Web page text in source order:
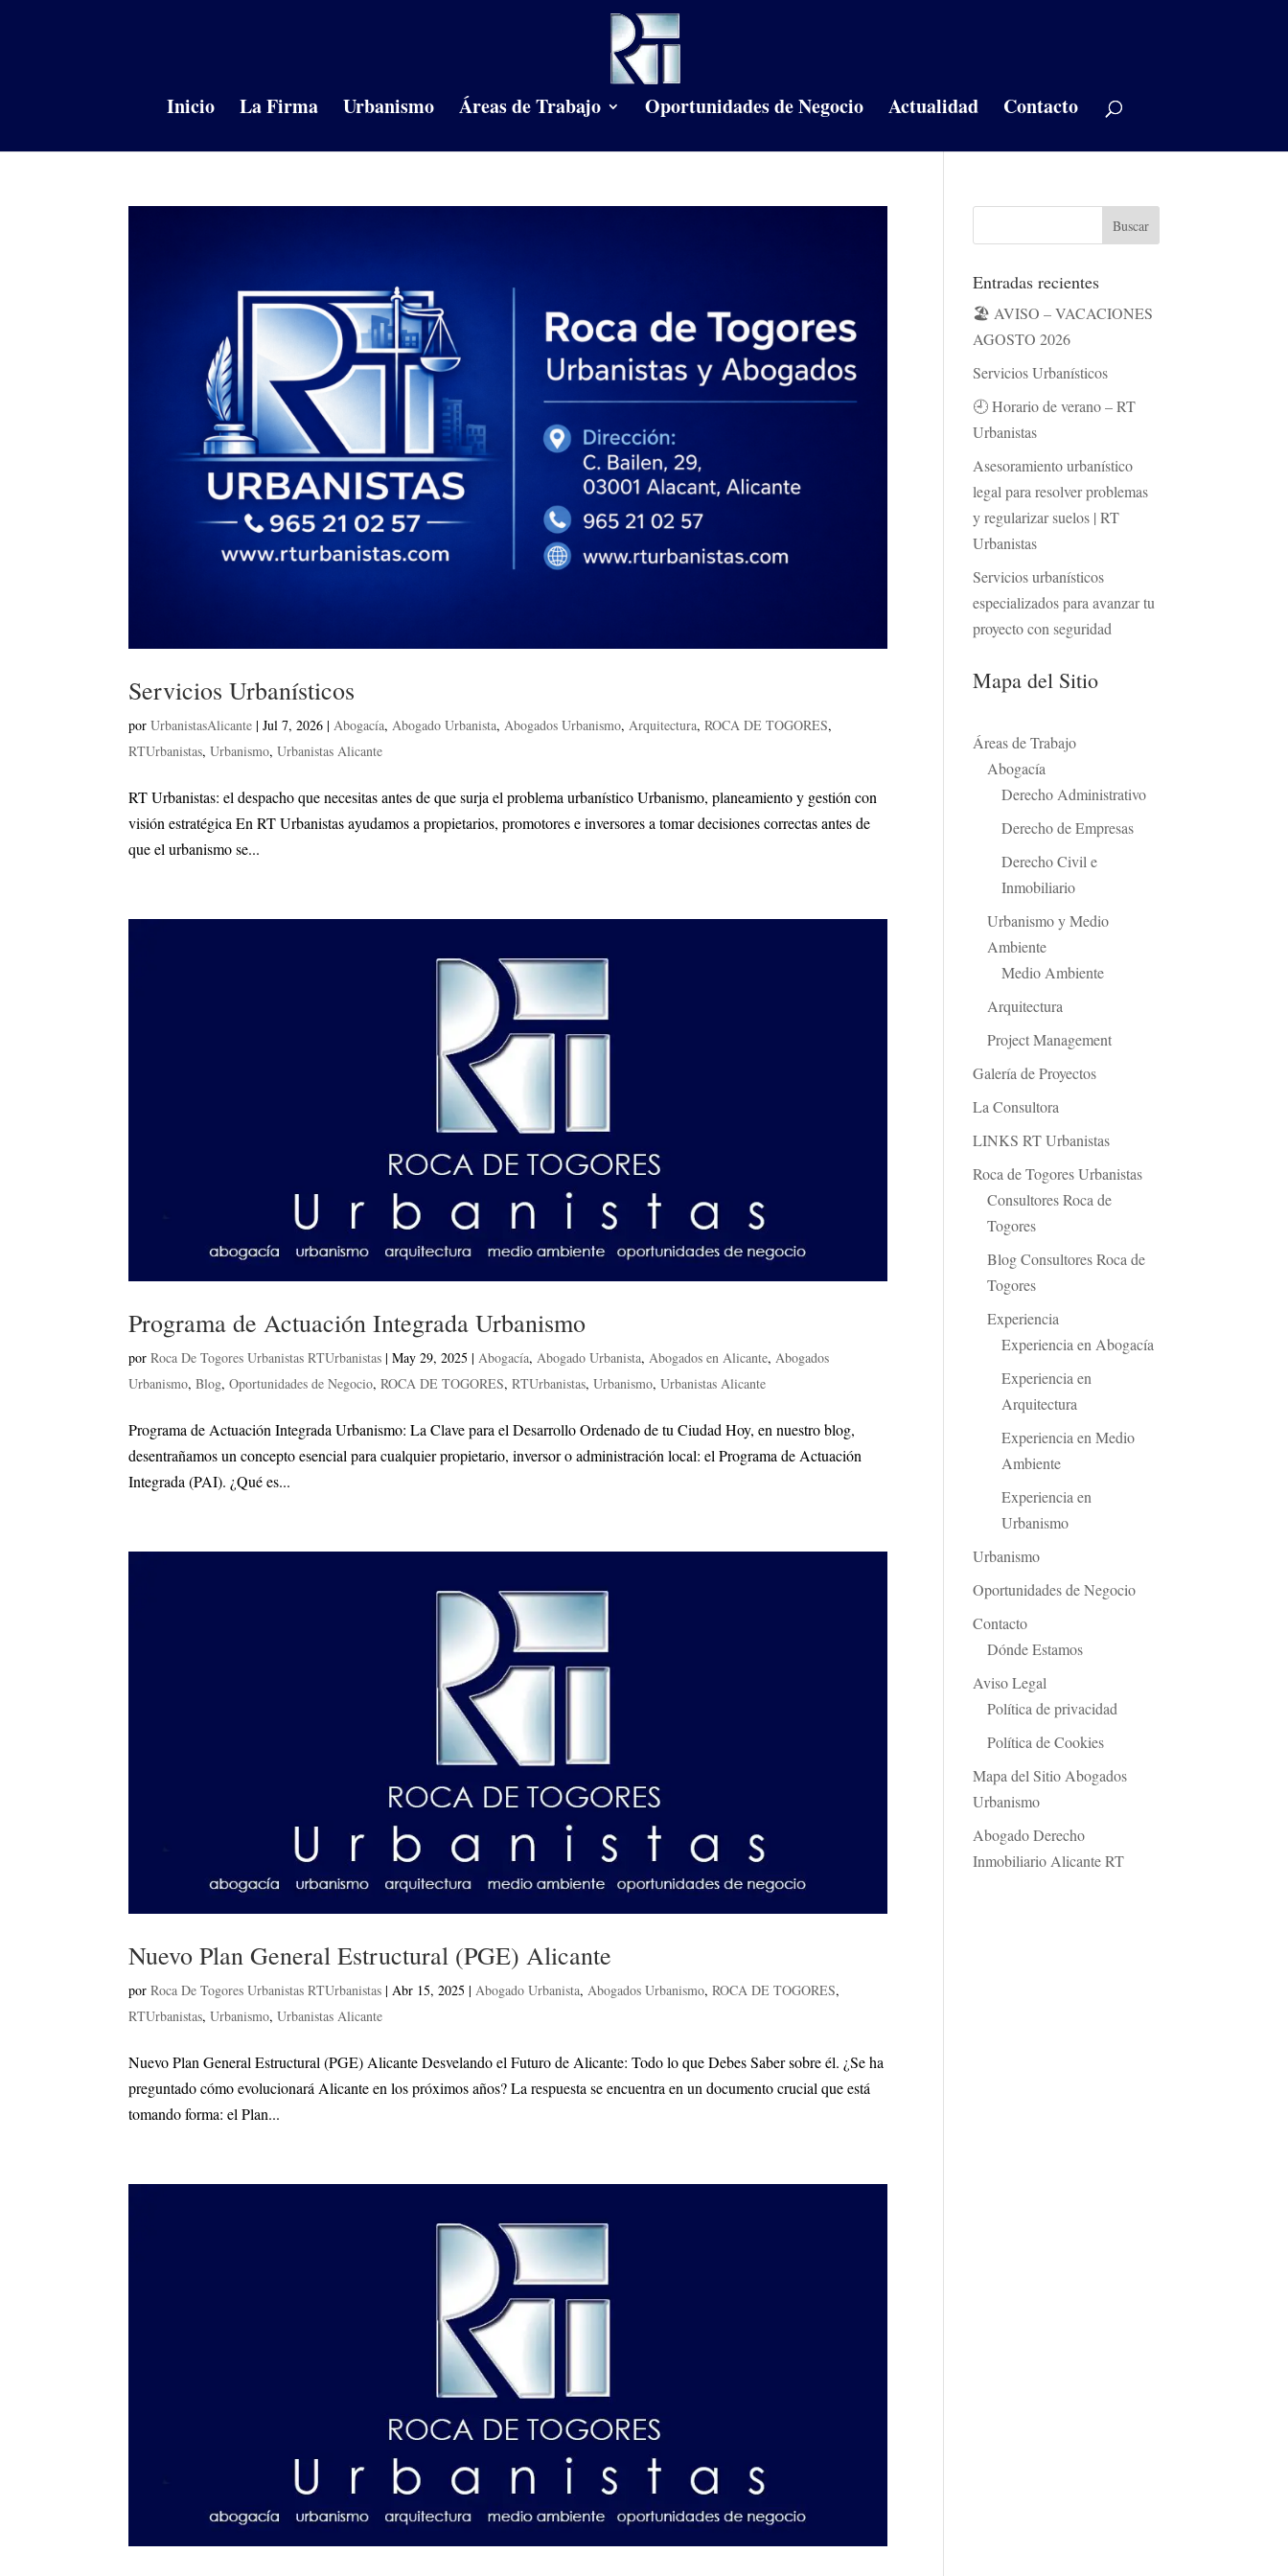
Inicio La Firma Urbanismo Áreas de Trabajo Oportunidades de Negocio Actualidad Contacto
Servicios Urbanísticos
porUrbanistasAlicante |Jul 7, 2026 |Abogacía,Abogado Urbanista,Abogados Urbanismo,Arquitectura,ROCA DE TOGORES,
RTUrbanistas,Urbanismo,Urbanistas Alicante
RT Urbanistas: el despacho que necesitas antes de que surja el problema urbanístico Urbanismo, planeamiento y gestión con
visión estratégica En RT Urbanistas ayudamos a propietarios, promotores e inversores a tomar decisiones correctas antes de
que el urbanismo se...
Programa de Actuación Integrada Urbanismo
porRoca De Togores Urbanistas RTUrbanistas |May 29, 2025 |Abogacía,Abogado Urbanista,Abogados en Alicante,Abogados
Urbanismo,Blog,Oportunidades de Negocio,ROCA DE TOGORES,RTUrbanistas,Urbanismo,Urbanistas Alicante
Programa de Actuación Integrada Urbanismo: La Clave para el Desarrollo Ordenado de tu Ciudad Hoy, en nuestro blog,
desentrañamos un concepto esencial para cualquier propietario, inversor o administración local: el Programa de Actuación
Integrada (PAI). ¿Qué es...
Nuevo Plan General Estructural (PGE) Alicante
porRoca De Togores Urbanistas RTUrbanistas | Abr 15, 2025 | Abogado Urbanista, Abogados Urbanismo,ROCA DE TOGORES,
RTUrbanistas,Urbanismo,Urbanistas Alicante
Nuevo Plan General Estructural (PGE) Alicante Desvelando el Futuro de Alicante: Todo lo que Debes Saber sobre él. ¿Se ha
preguntado cómo evolucionará Alicante en los próximos años? La respuesta se encuentra en un documento crucial que está
tomando forma: el Plan...
Entradas recientes
🏖️ AVISO – VACACIONES
AGOSTO 2026
Servicios Urbanísticos
🕘 Horario de verano – RT
Urbanistas
Asesoramiento urbanístico
legal para resolver problemas
y regularizar suelos | RT
Urbanistas
Servicios urbanísticos
especializados para avanzar tu
proyecto con seguridad
Mapa del Sitio
Áreas de Trabajo
Abogacía
Derecho Administrativo
Derecho de Empresas
Derecho Civil e
Inmobiliario
Urbanismo y Medio
Ambiente
Medio Ambiente
Arquitectura
Project Management
Galería de Proyectos
La Consultora
LINKS RT Urbanistas
Roca de Togores Urbanistas
Consultores Roca de
Togores
Blog Consultores Roca de
Togores
Experiencia
Experiencia en Abogacía
Experiencia en
Arquitectura
Experiencia en Medio
Ambiente
Experiencia en
Urbanismo
Urbanismo
Oportunidades de Negocio
Contacto
Dónde Estamos
Aviso Legal
Política de privacidad
Política de Cookies
Mapa del Sitio Abogados
Urbanismo
Abogado Derecho
Inmobiliario Alicante RT